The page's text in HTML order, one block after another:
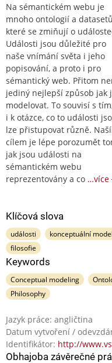
Na sémantickém webu je
mnoho ontologií a
které se zmiňují o
Události jsou důležité pro
naše vnímání světa i jeho
popisování, a proto i pro
sémantický web. Přitom
jediný nejlepší způsob jak
modelovat. To souvisí s
i k otázce, co to události
lze přistupovat různě.
cílem je lépe porozumět
jak jsou události na
sémantickém webu
reprezentovány a co …více
Klíčová slova
události konceptuální
filosofie
Keywords
Conceptual modeling
Philosophy
Jazyk práce: angličtina
Datum vytvoření /
Identifikátor: http://
Obhajoba závěrečné